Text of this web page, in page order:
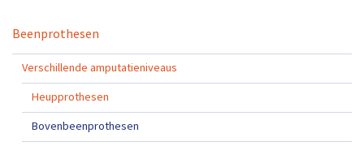
Beenprothesen
Verschillende amputatieniveaus
Heupprothesen
Bovenbeenprothesen